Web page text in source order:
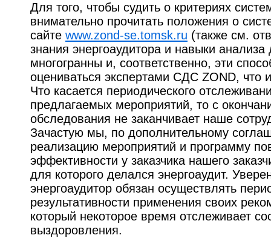
Для того, чтобы судить о критериях
внимательно прочитать положения о
сайте www.zond-se.tomsk.ru (также см.
знания энергоаудитора и навыки
многогранны и, соответственно, эти
оцениваться экспертами СДС ZOND, что
Что касается периодического
предлагаемых мероприятий, то с
обследования не заканчивает наше
Зачастую мы, по дополнительному
реализацию мероприятий и программу
эффективности у заказчика нашего
для которого делался энергоаудит.
энергоаудитор обязан осуществлять
результативности применения своих
который некоторое время отслеживает
выздоровления.